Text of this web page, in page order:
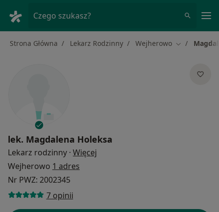
Czego szukasz?
Strona Główna Lekarz Rodzinny Wejherowo Zmień miasto
lek. Magdalena Holeksa
Lekarz rodzinny · Więcej
Wejherowo 1 adres
Nr PWZ: 2002345
7 opinii